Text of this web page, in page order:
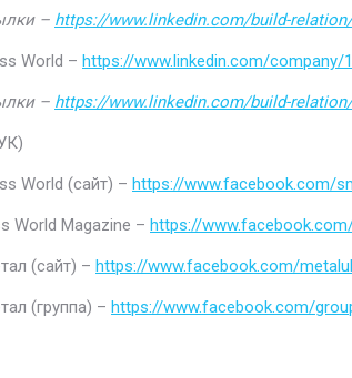
– https://www.linkedin.com/build-
World – https://www.linkedin.com/company/
– https://www.linkedin.com/build-
World (сайт) – https://www.facebook.com/
World Magazine – https://
(сайт) – https://www.facebook.com/
(группа) – https://www.facebook.com/